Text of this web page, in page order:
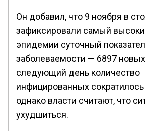
Он добавил, что 9 ноября в
зафиксировали самый
эпидемии суточный
заболеваемости — 6897
следующий день количество
инфицированных
однако власти считают, что
ухудшиться.